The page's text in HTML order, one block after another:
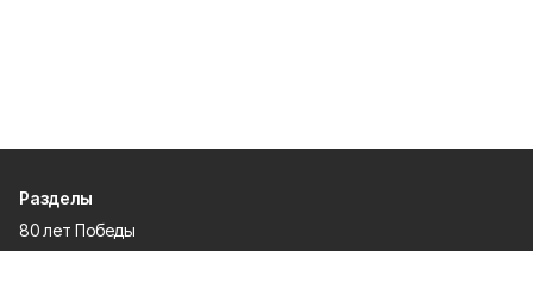
Разделы
80 лет Победы